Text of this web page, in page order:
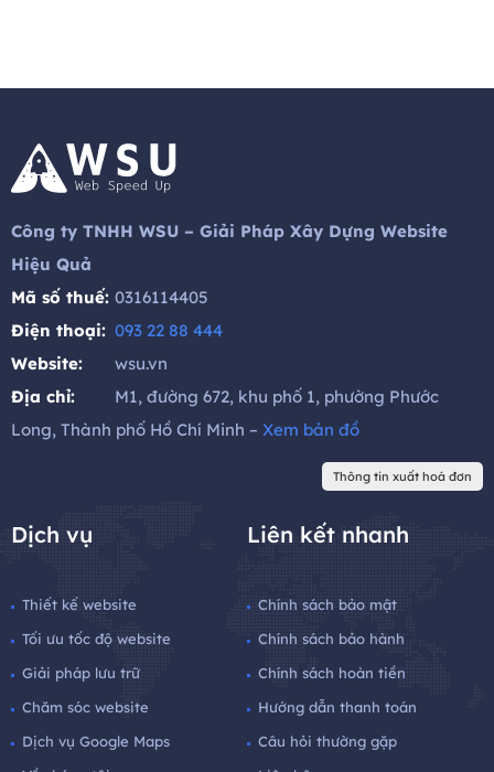
Công ty TNHH WSU – Giải Pháp Xây Dựng Website
Hiệu Quả
Mã số thuế: 0316114405
Điện thoại: 093 22 88 444
Website:
wsu.vn
Địa chỉ:
M1, đường 672, khu phố 1, phường Phước
Long, Thành phố Hồ Chí Minh – Xem bản đồ
Thông tin xuất hoá đơn
Dịch vụ
Thiết kế website
Tối ưu tốc độ website
Giải pháp lưu trữ
Chăm sóc website
Dịch vụ Google Maps
Liên kết nhanh
Chính sách bảo mật
Chính sách bảo hành
Chính sách hoàn tiền
Hướng dẫn thanh toán
Câu hỏi thường gặp